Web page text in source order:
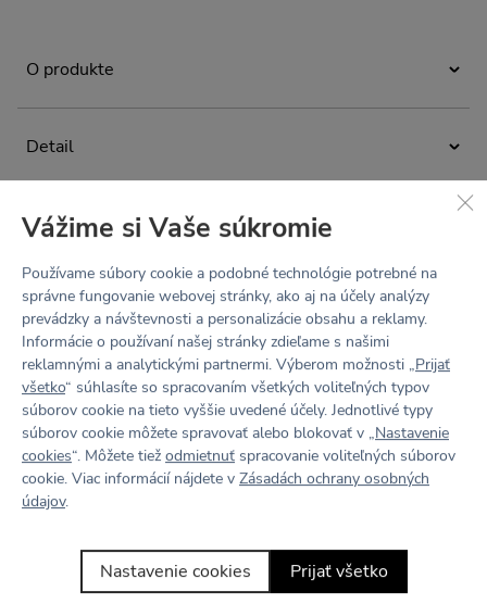
O produkte
Minimalistické crop top tričko na bežné nosenie aj workouty.
a jednoduchý strih dokonale podčiarkne krásu každej
postavy. Ľahký, zamatovo hebký materiál Hug vás zahalí do
nálady, alebo ho nechať samostatne zažiariť ako hlavný
kúsok vášho outfitu.
Detail
crop top tričko
krátke rukávy
vysoký priekrčník
navrhnuté a ušité v Česku
Tabuľka veľkostí
Materiál
Recyklovaný hug materiál
Zloženie: 83% recyklovaný polyamid, 17% elastan
second skin - ľahký, zamatovo jemný, hebký na dotyk
ako druhá koža
4-Way Stretch - elastický všetkými smermi
wicking finish - rýchloschnúci, odvádza pot a vlhkosť od
tela
Údržba a starostlivosť
Prať na 30 °C. Nebieliť. Nesušiť v bubnovej sušičke.
Nežehliť. Chemicky nečistiť. Nepoužívať aviváž, športové
odevy potom strácajú svoju funkčnosť.
Recenzie
Buď prvý
Napísať recenziu
Vážime si Vaše súkromie
Používame súbory cookie a podobné technológie potrebné na
správne fungovanie webovej stránky, ako aj na účely analýzy
prevádzky a návštevnosti a personalizácie obsahu a reklamy.
Informácie o používaní našej stránky zdieľame s našimi
reklamnými a analytickými partnermi. Výberom možnosti „Prijať
všetko“ súhlasíte so spracovaním všetkých voliteľných typov
súborov cookie na tieto vyššie uvedené účely. Jednotlivé typy
súborov cookie môžete spravovať alebo blokovať v „Nastavenie
cookies“. Môžete tiež odmietnuť spracovanie voliteľných súborov
cookie. Viac informácií nájdete v Zásadách ochrany osobných
údajov.
Nastavenie cookies Prijať všetko